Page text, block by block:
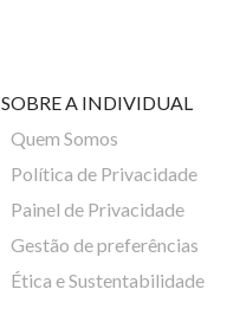
SOBRE A INDIVIDUAL
Quem Somos
Política de Privacidade
Painel de Privacidade
Gestão de preferências
Ética e Sustentabilidade